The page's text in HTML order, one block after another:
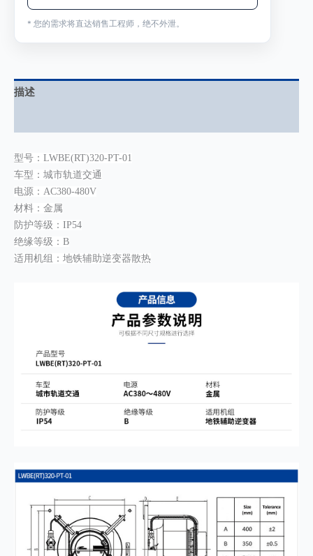
* 您的需求将直达销售工程师，绝不外泄。
描述
型号：LWBE(RT)320-PT-01
车型：城市轨道交通
电源：AC380-480V
材料：金属
防护等级：IP54
绝缘等级：B
适用机组：地铁辅助逆变器散热